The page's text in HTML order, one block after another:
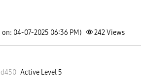
on: 04-07-2025 06:36 PM) 242Views
Active Level 5